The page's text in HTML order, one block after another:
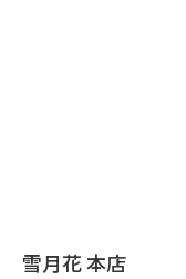
雪月花 本店